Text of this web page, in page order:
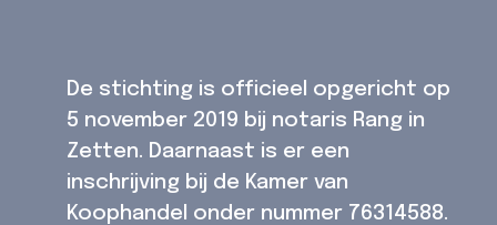
De stichting is officieel opgericht op
5 november 2019 bij notaris Rang in
Zetten. Daarnaast is er een
inschrijving bij de Kamer van
Koophandel onder nummer 76314588.